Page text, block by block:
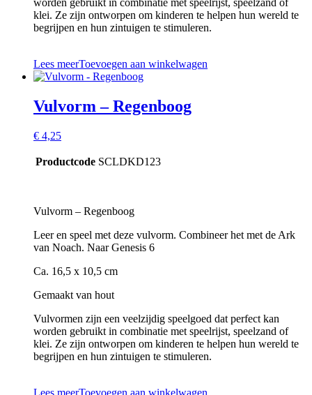
klei. Ze zijn ontworpen om kinderen te helpen hun wereld te
begrijpen en hun zintuigen te stimuleren.
Lees meerToevoegen aan winkelwagen
Vulvorm – Regenboog
€ 4,25
Productcode SCLDKD123
Vulvorm – Regenboog
Leer en speel met deze vulvorm. Combineer het met de Ark
van Noach. Naar Genesis 6
Ca. 16,5 x 10,5 cm
Gemaakt van hout
Vulvormen zijn een veelzijdig speelgoed dat perfect kan
worden gebruikt in combinatie met speelrijst, speelzand of
klei. Ze zijn ontworpen om kinderen te helpen hun wereld te
begrijpen en hun zintuigen te stimuleren.
Lees meerToevoegen aan winkelwagen